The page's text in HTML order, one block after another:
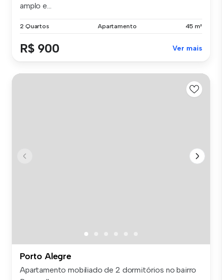
amplo e...
2 Quartos Apartamento 45 m²
R$ 900 Ver mais
Porto Alegre
Apartamento mobiliado de 2 dormitórios no bairro